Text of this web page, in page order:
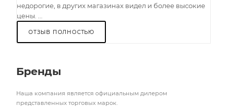
недорогие, в других магазинах видел и более высокие
цены. ...
ОТЗЫВ ПОЛНОСТЬЮ
Бренды
Наша компания является официальным дилером
представленных торговых марок.